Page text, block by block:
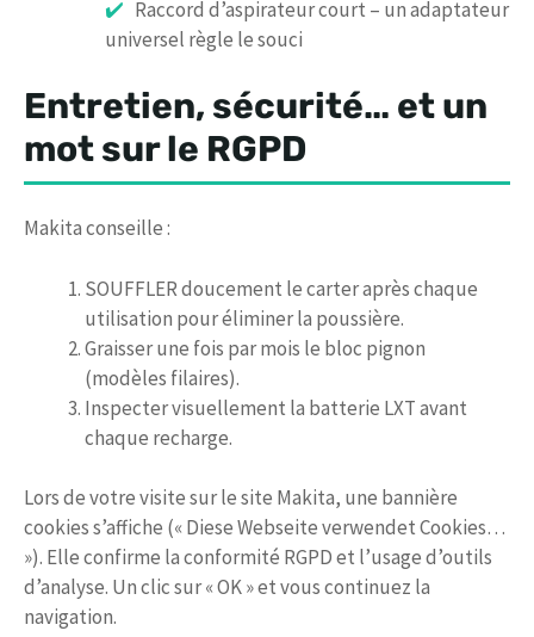
Raccord d’aspirateur court – un adaptateur
universel règle le souci
Entretien, sécurité… et un
mot sur le RGPD
Makita conseille :
SOUFFLER doucement le carter après chaque
utilisation pour éliminer la poussière.
Graisser une fois par mois le bloc pignon
(modèles filaires).
Inspecter visuellement la batterie LXT avant
chaque recharge.
Lors de votre visite sur le site Makita, une bannière
cookies s’affiche (« Diese Webseite verwendet Cookies…
»). Elle confirme la conformité RGPD et l’usage d’outils
d’analyse. Un clic sur « OK » et vous continuez la
navigation.